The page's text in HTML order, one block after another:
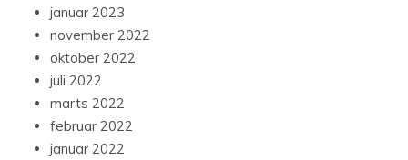
januar 2023
november 2022
oktober 2022
juli 2022
marts 2022
februar 2022
januar 2022